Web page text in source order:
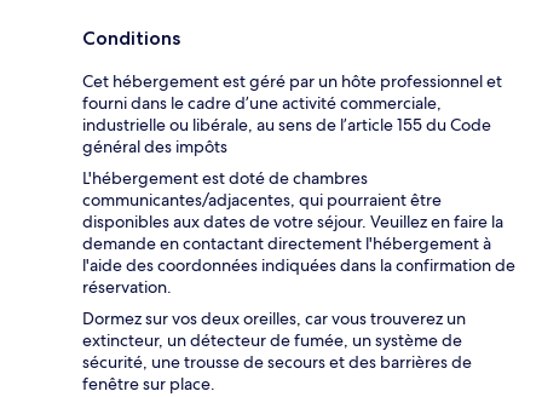
Conditions
Cet hébergement est géré par un hôte professionnel et
fourni dans le cadre d’une activité commerciale,
industrielle ou libérale, au sens de l’article 155 du Code
général des impôts
L'hébergement est doté de chambres
communicantes/adjacentes, qui pourraient être
disponibles aux dates de votre séjour. Veuillez en faire la
demande en contactant directement l'hébergement à
l'aide des coordonnées indiquées dans la confirmation de
réservation.
Dormez sur vos deux oreilles, car vous trouverez un
extincteur, un détecteur de fumée, un système de
sécurité, une trousse de secours et des barrières de
fenêtre sur place.